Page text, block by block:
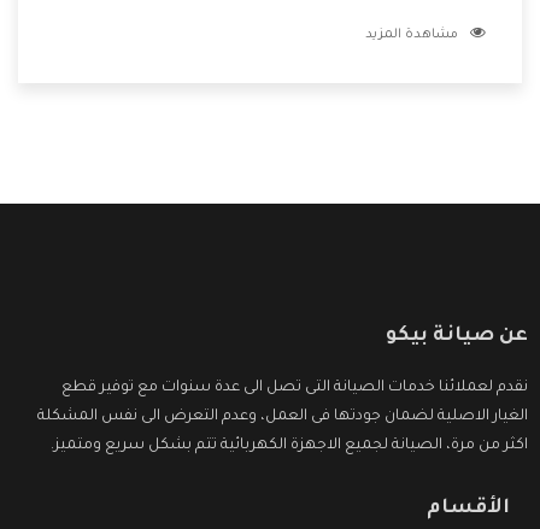
للعملاء أقوى العروض والخصومات التى تسهل على المستهلك
مشاهدة المزيد
عن صيانة بيكو
نقدم لعملائنا خدمات الصيانة التى تصل الى عدة سنوات مع توفير قطع
الغيار الاصلية لضمان جودتها فى العمل، وعدم التعرض الى نفس المشكلة
اكثر من مرة، الصيانة لجميع الاجهزة الكهربائية تتم بشكل سريع ومتميز.
الأقسام